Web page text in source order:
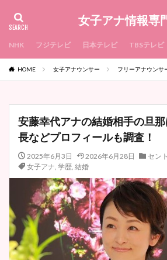
女子アナ情報専
NHK フジテレビ 日本テレビ TBSテレビ
HOME 女子アナウンサー フリーアナウンサ
安藤幸代アナの結婚相手の旦
長などプロフィールも調査！
2025年6月3日 2026年6月28日
セン
女子アナ, 学歴, 結婚